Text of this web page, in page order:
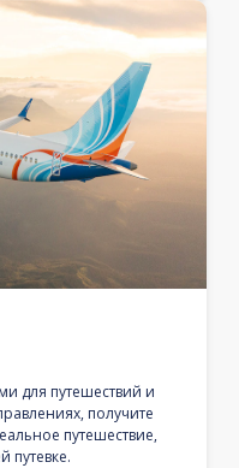
для путешествий и
получите
путешествие,
путевке.